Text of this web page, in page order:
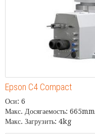
Epson C4 Compact
Оси: 6
Макс. Досягаемость: 665mm
Макс. Загрузить: 4kg